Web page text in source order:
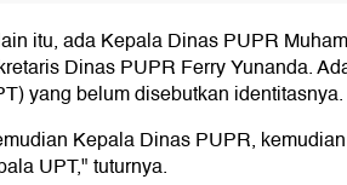
itu, ada Kepala Dinas PUPR
Dinas PUPR Ferry Yunanda.
yang belum disebutkan identitasnya.
Kepala Dinas PUPR,
UPT," tuturnya.